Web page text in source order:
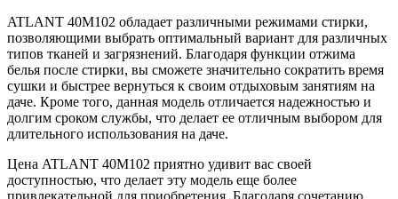
ATLANT 40М102 обладает различными режимами стирки,
позволяющими выбрать оптимальный вариант для различных
типов тканей и загрязнений. Благодаря функции отжима
белья после стирки, вы сможете значительно сократить время
сушки и быстрее вернуться к своим отдыховым занятиям на
даче. Кроме того, данная модель отличается надежностью и
долгим сроком службы, что делает ее отличным выбором для
длительного использования на даче.
Цена ATLANT 40М102 приятно удивит вас своей
доступностью, что делает эту модель еще более
привлекательной для приобретения. Благодаря сочетанию